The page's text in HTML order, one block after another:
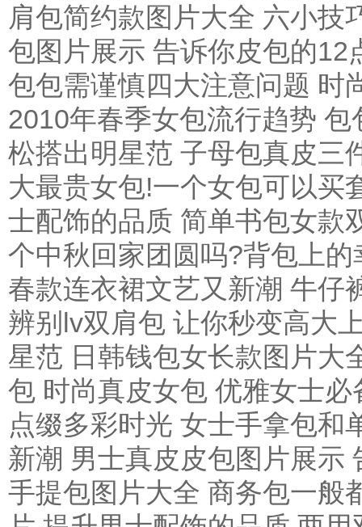
肩包简约款图片大全 六小技
包图片展示 告诉你皮包的12
包包需谨慎四大注意问题 时
2010年春季女包流行趋势 包
松搭出明星范 子母包真皮三
大最贵女包!一个女包可以买
士配饰的品质 简单书包女款
个中秋回家团圆吗?背包上的
春款连衣裙文艺又新潮 牛仔
辨别lv双肩包 让你秒变高大
星范 日韩钱包女长款图片大
包 时尚真皮女包 优雅女士必
点缀多彩时光 女士手拿包和
新潮 男士真皮皮包图片展示
手提包图片大全 商务包一般